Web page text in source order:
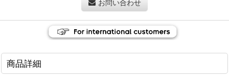
お問い合わせ
商品詳細